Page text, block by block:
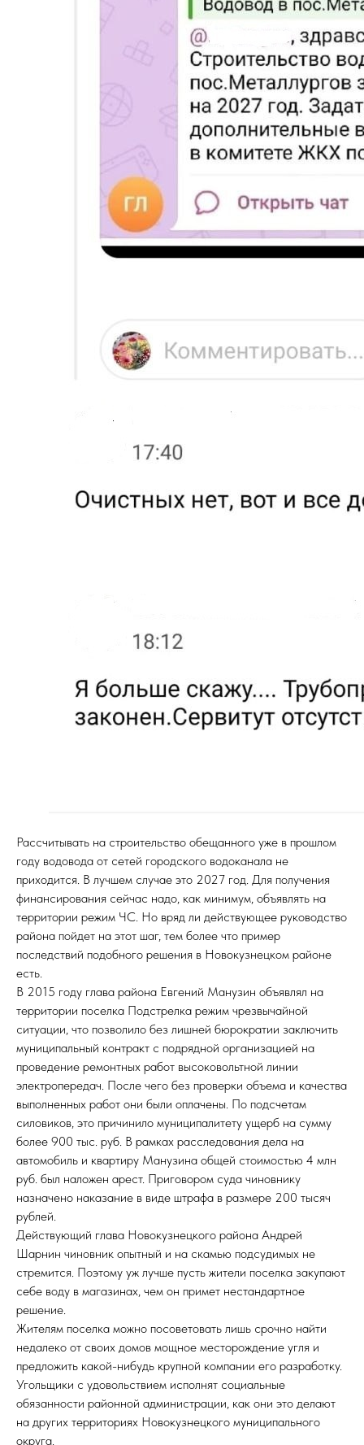
Рассчитывать на строительство обещанного уже в прошлом
году водовода от сетей городского водоканала не
приходится. В лучшем случае это 2027 год. Для получения
финансирования сейчас надо, как минимум, объявлять на
территории режим ЧС. Но вряд ли действующее руководство
района пойдет на этот шаг, тем более что пример
последствий подобного решения в Новокузнецком районе
есть.
В 2015 году глава района Евгений Манузин объявлял на
территории поселка Подстрелка режим чрезвычайной
ситуации, что позволило без лишней бюрократии заключить
муниципальный контракт с подрядной организацией на
проведение ремонтных работ высоковольтной линии
электропередач. После чего без проверки объема и качества
выполненных работ они были оплачены. По подсчетам
силовиков, это причинило муниципалитету ущерб на сумму
более 900 тыс. руб. В рамках расследования дела на
автомобиль и квартиру Манузина общей стоимостью 4 млн
руб. был наложен арест. Приговором суда чиновнику
назначено наказание в виде штрафа в размере 200 тысяч
рублей.
Действующий глава Новокузнецкого района Андрей
Шарнин чиновник опытный и на скамью подсудимых не
стремится. Поэтому уж лучше пусть жители поселка закупают
себе воду в магазинах, чем он примет нестандартное
решение.
Жителям поселка можно посоветовать лишь срочно найти
недалеко от своих домов мощное месторождение угля и
предложить какой-нибудь крупной компании его разработку.
Угольщики с удовольствием исполнят социальные
обязанности районной администрации, как они это делают
на других территориях Новокузнецкого муниципального
округа.